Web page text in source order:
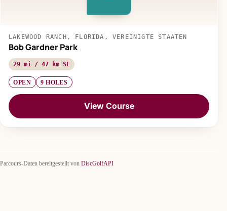
LAKEWOOD RANCH, FLORIDA, VEREINIGTE STAATEN
Bob Gardner Park
29 mi / 47 km SE
OPEN 9 HOLES
View Course
Parcours-Daten bereitgestellt von DiscGolfAPI